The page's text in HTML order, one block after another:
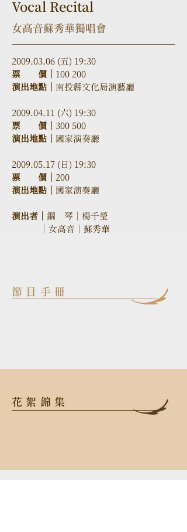
Vocal Recital
女高音蘇秀華獨唱會
2009.03.06 (五) 19:30
票　　價｜ 100 200
演出地點｜ 南投縣文化局演藝廳
2009.04.11 (六) 19:30
票　　價｜ 300 500
演出地點｜
國家演奏廳
2009.05.17 (日) 19:30
票　　價｜ 200
演出地點｜
國家演奏廳
演出者｜ 鋼　琴｜楊千瑩
            ｜女高音｜蘇秀華
節目手冊
花絮錦集